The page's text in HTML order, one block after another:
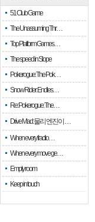
51 Club Game
The Unassuming Thr…
Top Platform Games…
The speed in Slope
Pokerogue: The Pok…
Snow Rider: Endles…
Re: Pokerogue: The…
Drive Mad: 물리 엔진이 …
When every fractio…
When every move ge…
Empty room
Keep in touch